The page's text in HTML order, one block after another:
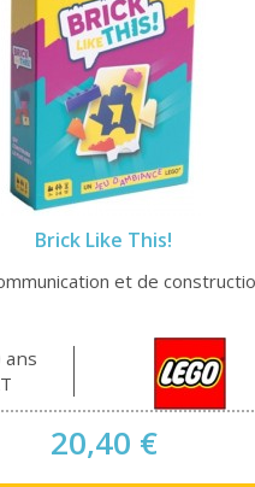
Brick Like This!
et de
ans
20,40 €